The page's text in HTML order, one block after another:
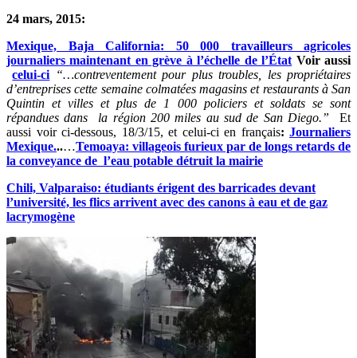
24 mars, 2015:
Mexique, Baja California: 50 000 travailleurs agricoles
journaliers maintenant en grève à l’échelle de l’ÉtatVoir aussi
celui-ci “…contreventement pour plus troubles, les propriétaires
d’entreprises cette semaine colmatées magasins et restaurants à San
Quintin et villes et plus de 1 000 policiers et soldats se sont
répandues dans la région 200 miles au sud de San Diego.” Et
aussi voir ci-dessous, 18/3/15, et celui-ci en français: Journaliers
Mexique...…Temoaya: villageois furieux par de longs retards de
la conveyance de l’eau potable détruit la mairie
Chili, Valparaiso: étudiants érigent des barricades devant
l’université, les flics arrivent avec des canons à eau et de gaz
lacrymogène